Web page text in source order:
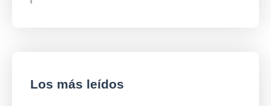
Los más leídos